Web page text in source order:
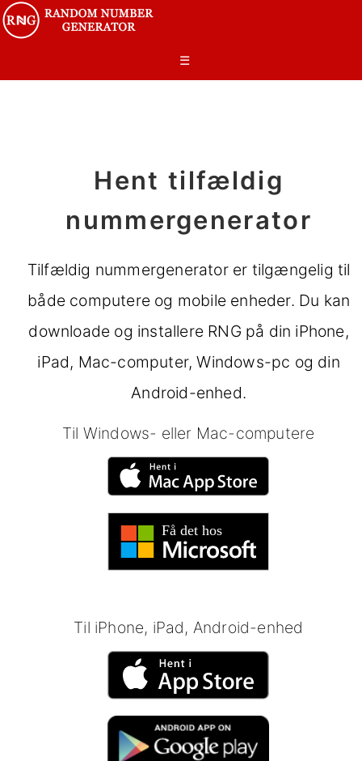
☰
Hent tilfældig
nummergenerator
Tilfældig nummergenerator er tilgængelig til
både computere og mobile enheder. Du kan
downloade og installere RNG på din iPhone,
iPad, Mac-computer, Windows-pc og din
Android-enhed.
Til Windows- eller Mac-computere
Til iPhone, iPad, Android-enhed